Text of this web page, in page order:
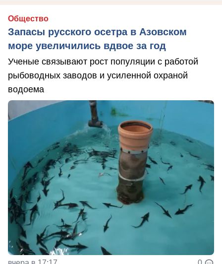
Общество
Запасы русского осетра в Азовском
море увеличились вдвое за год
Ученые связывают рост популяции с работой
рыбоводных заводов и усиленной охраной
водоема